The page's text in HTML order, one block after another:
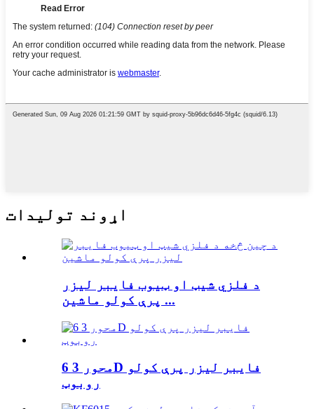
اړوند توليدات
د فلزي شیټ او ټیوب فایبر لیزر
پرې کولو ماشین ...
6 محور 3D فایبر لیزر پرې کولو
روبوټ